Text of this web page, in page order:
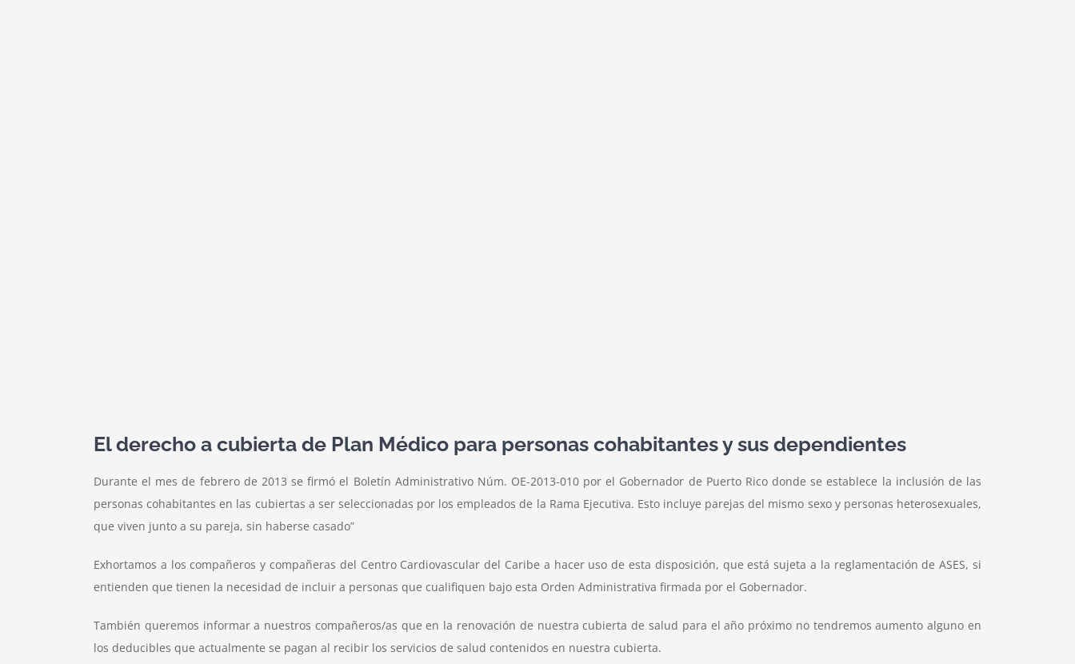
El derecho a cubierta de Plan Médico para personas cohabitantes y sus dependientes
Durante el mes de febrero de 2013 se firmó el Boletín Administrativo Núm. OE-2013-010 por el Gobernador de Puerto Rico donde se establece la inclusión de las
personas cohabitantes en las cubiertas a ser seleccionadas por los empleados de la Rama Ejecutiva. Esto incluye parejas del mismo sexo y personas heterosexuales,
que viven junto a su pareja, sin haberse casado”
Exhortamos a los compañeros y compañeras del Centro Cardiovascular del Caribe a hacer uso de esta disposición, que está sujeta a la reglamentación de ASES, si
entienden que tienen la necesidad de incluir a personas que cualifiquen bajo esta Orden Administrativa firmada por el Gobernador.
También queremos informar a nuestros compañeros/as que en la renovación de nuestra cubierta de salud para el año próximo no tendremos aumento alguno en
los deducibles que actualmente se pagan al recibir los servicios de salud contenidos en nuestra cubierta.